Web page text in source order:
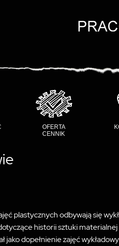
OFERTA
CENNIK
plastycznych odbywają się
historii sztuki
dopełnienie zajęć